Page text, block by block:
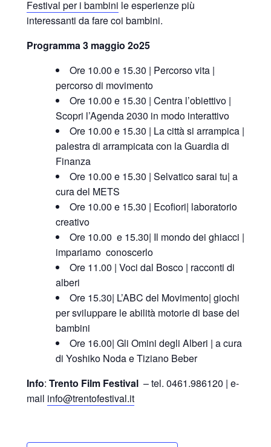
Festival per i bambini le esperienze più
interessanti da fare coi bambini.
Programma 3 maggio 2o25
Ore 10.00 e 15.30 | Percorso vita |
percorso di movimento
Ore 10.00 e 15.30 | Centra l’obiettivo |
Scopri l’Agenda 2030 in modo interattivo
Ore 10.00 e 15.30 | La città si arrampica |
palestra di arrampicata con la Guardia di
Finanza
Ore 10.00 e 15.30 | Selvatico sarai tu| a
cura del METS
Ore 10.00 e 15.30 | Ecofiori| laboratorio
creativo
Ore 10.00 e 15.30| Il mondo dei ghiacci |
impariamo conoscerlo
Ore 11.00 | Voci dal Bosco | racconti di
alberi
Ore 15.30| L’ABC del Movimento| giochi
per sviluppare le abilità motorie di base dei
bambini
Ore 16.00| Gli Omini degli Alberi | a cura
di Yoshiko Noda e Tiziano Beber
Info: Trento Film Festival – tel. 0461.986120 | e-
mail info@trentofestival.it